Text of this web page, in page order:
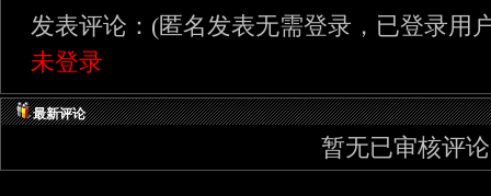
发表评论：(匿名发表无需登录，已登录用
未登录
最新评论
暂无已审核评